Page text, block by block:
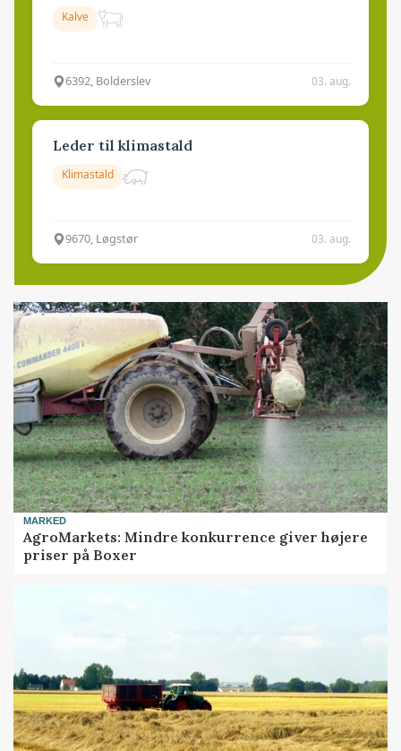
Kalve
6392, Bolderslev 03. aug.
Leder til klimastald
Klimastald
9670, Løgstør 03. aug.
MARKED
AgroMarkets: Mindre konkurrence giver højere
priser på Boxer